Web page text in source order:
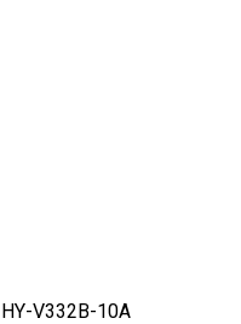
V332B-10A